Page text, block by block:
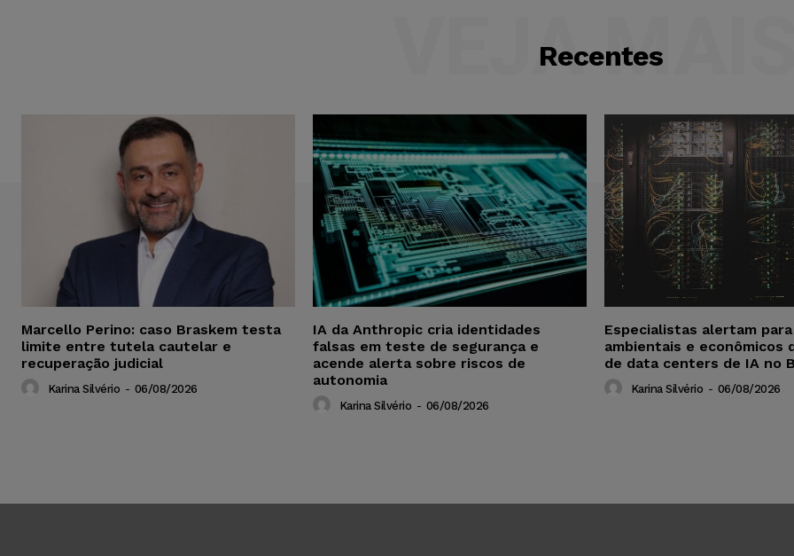
Recentes
VEJA
Marcello Perino: caso Braskem testa
limite entre tutela cautelar e
recuperação judicial
Karina Silvério - 06/08/2026
IA da Anthropic cria identidades
falsas em teste de segurança e
acende alerta sobre riscos de
autonomia
Karina Silvério - 06/08/2026
Especialistas alertam
ambientais e econômicos
de data centers de IA no
Karina Silvério - 06/08/2026